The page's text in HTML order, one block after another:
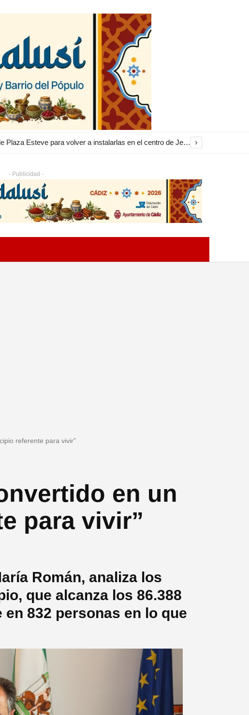
El Ayuntamiento inicia la restauración de las marquesinas de Plaza Esteve para volver a instalarlas en el centro de Jerez ›
- Publicidad -
referente para vivir”
en un
para vivir”
Román, analiza los
que alcanza los 86.388
832 personas en lo que